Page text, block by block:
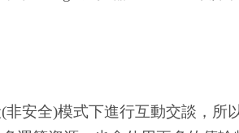
安全)模式下進行互動交談，所